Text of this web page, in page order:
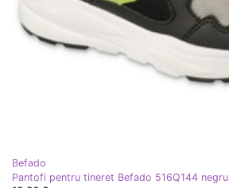
Befado
Pantofi pentru tineret Befado 516Q144 negru